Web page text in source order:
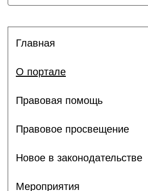
Главная
О портале
Правовая помощь
Правовое просвещение
Новое в законодательстве
Мероприятия